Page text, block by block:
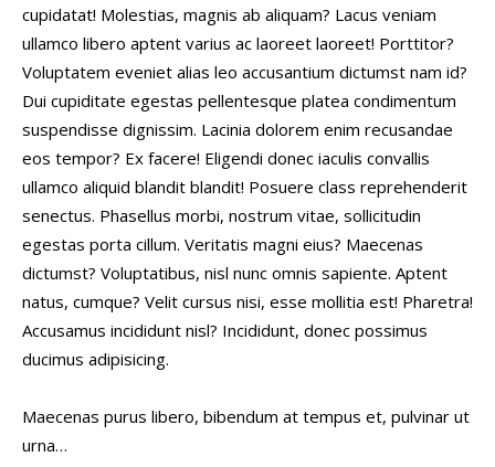
cupidatat! Molestias, magnis ab aliquam? Lacus veniam
ullamco libero aptent varius ac laoreet laoreet! Porttitor?
Voluptatem eveniet alias leo accusantium dictumst nam id?
Dui cupiditate egestas pellentesque platea condimentum
suspendisse dignissim. Lacinia dolorem enim recusandae
eos tempor? Ex facere! Eligendi donec iaculis convallis
ullamco aliquid blandit blandit! Posuere class reprehenderit
senectus. Phasellus morbi, nostrum vitae, sollicitudin
egestas porta cillum. Veritatis magni eius? Maecenas
dictumst? Voluptatibus, nisl nunc omnis sapiente. Aptent
natus, cumque? Velit cursus nisi, esse mollitia est! Pharetra!
Accusamus incididunt nisl? Incididunt, donec possimus
ducimus adipisicing.
Maecenas purus libero, bibendum at tempus et, pulvinar ut
urna…